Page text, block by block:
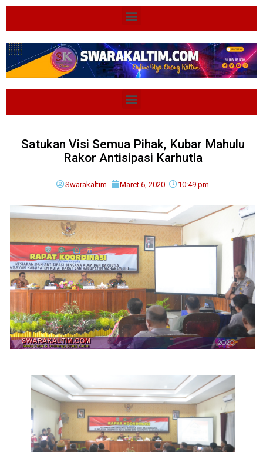
Satukan Visi Semua Pihak, Kubar Mahulu
Rakor Antisipasi Karhutla
Swarakaltim Maret 6, 2020 10:49 pm